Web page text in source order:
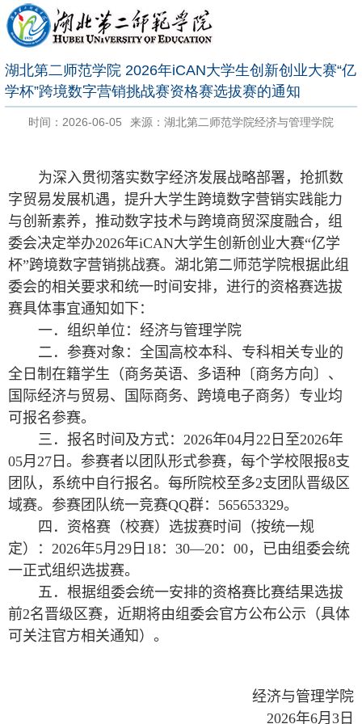
湖北第二师范学院 2026年iCAN大学生创新创业大赛“亿
学杯”跨境数字营销挑战赛资格赛选拔赛的通知
时间：2026-06-05 来源：湖北第二师范学院经济与管理学院
为深入贯彻落实数字经济发展战略部署，抢抓数
字贸易发展机遇，提升大学生跨境数字营销实践能力
与创新素养，推动数字技术与跨境商贸深度融合，组
委会决定举办2026年iCAN大学生创新创业大赛“亿学
杯”跨境数字营销挑战赛。 湖北第二师范学院根据此组
委会的相关要求和统一时间安排，进行的资格赛选拔
赛具体事宜通知如下：
一．组织单位：经济与管理学院
二．参赛对象：全国高校本科、专科相关专业的
全日制在籍学生（商务英语、多语种〔商务方向〕、
国际经济与贸易、国际商务、跨境电子商务）专业均
可报名参赛。
三．报名时间及方式：2026年04月22 日至2026年
05月 27 日。 参赛者以团队形式参赛，每个学校限报8支
团队 ， 系统中自行报名。每所院校至多2支团队晋级区
域赛。 参赛团队统一竞赛QQ群： 565653329。
四． 资格赛（校赛） 选拔赛时间（按统一规
定）： 2026年5月 29 日 18： 30—20： 00， 已由组委会统
一正式组织选拔赛。
五 ．根据组委会统一安排的资格赛比赛结果选拔
前2名晋级区赛，近期将由组委会官方公布公示（具体
可关注官方相关通知）。
经济与管理学院
2026年6月 3 日